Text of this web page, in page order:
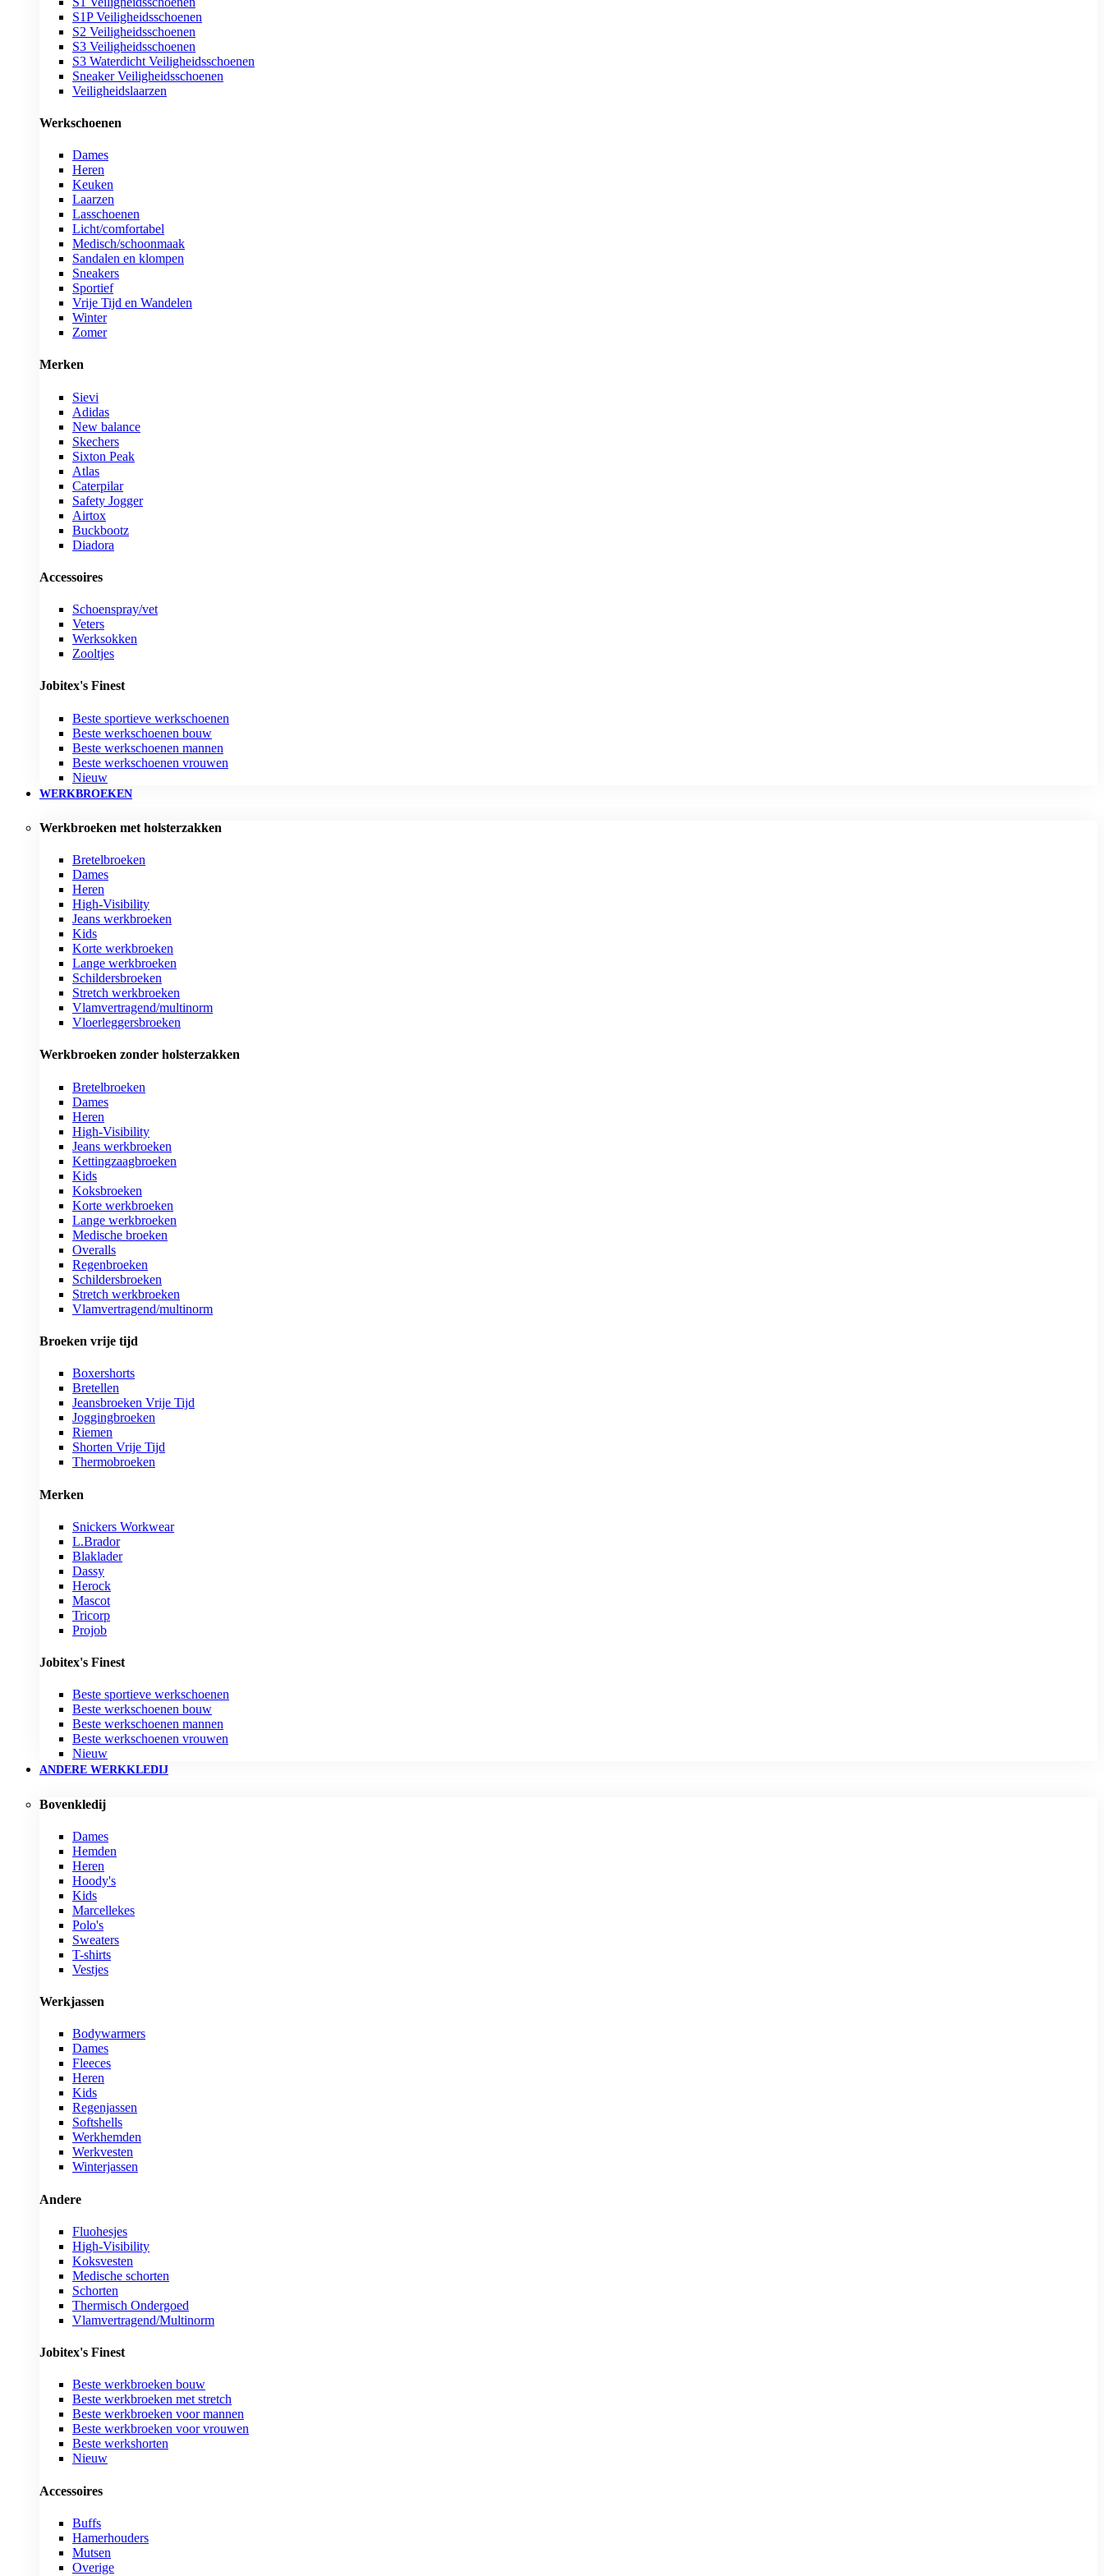
S1P Veiligheidsschoenen
S2 Veiligheidsschoenen
S3 Veiligheidsschoenen
S3 Waterdicht Veiligheidsschoenen
Sneaker Veiligheidsschoenen
Veiligheidslaarzen
Werkschoenen
Dames
Heren
Keuken
Laarzen
Lasschoenen
Licht/comfortabel
Medisch/schoonmaak
Sandalen en klompen
Sneakers
Sportief
Vrije Tijd en Wandelen
Winter
Zomer
Merken
Sievi
Adidas
New balance
Skechers
Sixton Peak
Atlas
Caterpilar
Safety Jogger
Airtox
Buckbootz
Diadora
Accessoires
Schoenspray/vet
Veters
Werksokken
Zooltjes
Jobitex's Finest
Beste sportieve werkschoenen
Beste werkschoenen bouw
Beste werkschoenen mannen
Beste werkschoenen vrouwen
Nieuw
WERKBROEKEN
Werkbroeken met holsterzakken
Bretelbroeken
Dames
Heren
High-Visibility
Jeans werkbroeken
Kids
Korte werkbroeken
Lange werkbroeken
Schildersbroeken
Stretch werkbroeken
Vlamvertragend/multinorm
Vloerleggersbroeken
Werkbroeken zonder holsterzakken
Bretelbroeken
Dames
Heren
High-Visibility
Jeans werkbroeken
Kettingzaagbroeken
Kids
Koksbroeken
Korte werkbroeken
Lange werkbroeken
Medische broeken
Overalls
Regenbroeken
Schildersbroeken
Stretch werkbroeken
Vlamvertragend/multinorm
Broeken vrije tijd
Boxershorts
Bretellen
Jeansbroeken Vrije Tijd
Joggingbroeken
Riemen
Shorten Vrije Tijd
Thermobroeken
Merken
Snickers Workwear
L.Brador
Blaklader
Dassy
Herock
Mascot
Tricorp
Projob
Jobitex's Finest
Beste sportieve werkschoenen
Beste werkschoenen bouw
Beste werkschoenen mannen
Beste werkschoenen vrouwen
Nieuw
ANDERE WERKKLEDIJ
Bovenkledij
Dames
Hemden
Heren
Hoody's
Kids
Marcellekes
Polo's
Sweaters
T-shirts
Vestjes
Werkjassen
Bodywarmers
Dames
Fleeces
Heren
Kids
Regenjassen
Softshells
Werkhemden
Werkvesten
Winterjassen
Andere
Fluohesjes
High-Visibility
Koksvesten
Medische schorten
Schorten
Thermisch Ondergoed
Vlamvertragend/Multinorm
Jobitex's Finest
Beste werkbroeken bouw
Beste werkbroeken met stretch
Beste werkbroeken voor mannen
Beste werkbroeken voor vrouwen
Beste werkshorten
Nieuw
Accessoires
Buffs
Hamerhouders
Mutsen
Overige